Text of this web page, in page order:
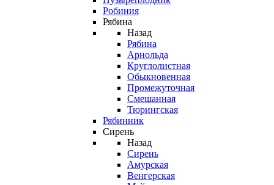
Робиния
Рябина
Назад
Рябина
Арнольда
Круглолистная
Обыкновенная
Промежуточная
Смешанная
Тюрингская
Рябинник
Сирень
Назад
Сирень
Амурская
Венгерская